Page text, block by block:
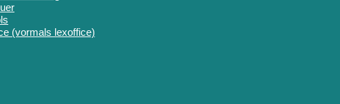
(vormals lexoffice)